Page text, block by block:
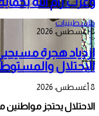
فلسطينيات
8 أغسطس، 2026
ازدياد هجرة
الاحتلال
8 أغسطس، 2026
الاحتلال يحتجز